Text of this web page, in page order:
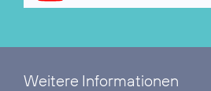
Weitere Informationen